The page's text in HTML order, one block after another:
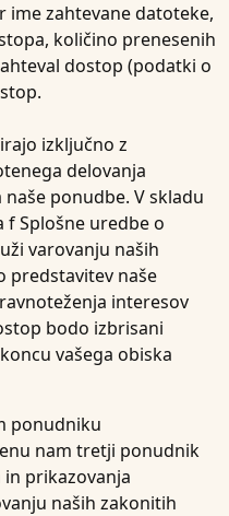
ime zahtevane datoteke,
količino prenesenih
dostop (podatki o
izključno z
delovanja
ponudbe. V skladu
f Splošne uredbe o
varovanju naših
predstavitev naše
interesov
bodo izbrisani
vašega obiska
ponudniku
nam tretji ponudnik
prikazovanja
naših zakonitih